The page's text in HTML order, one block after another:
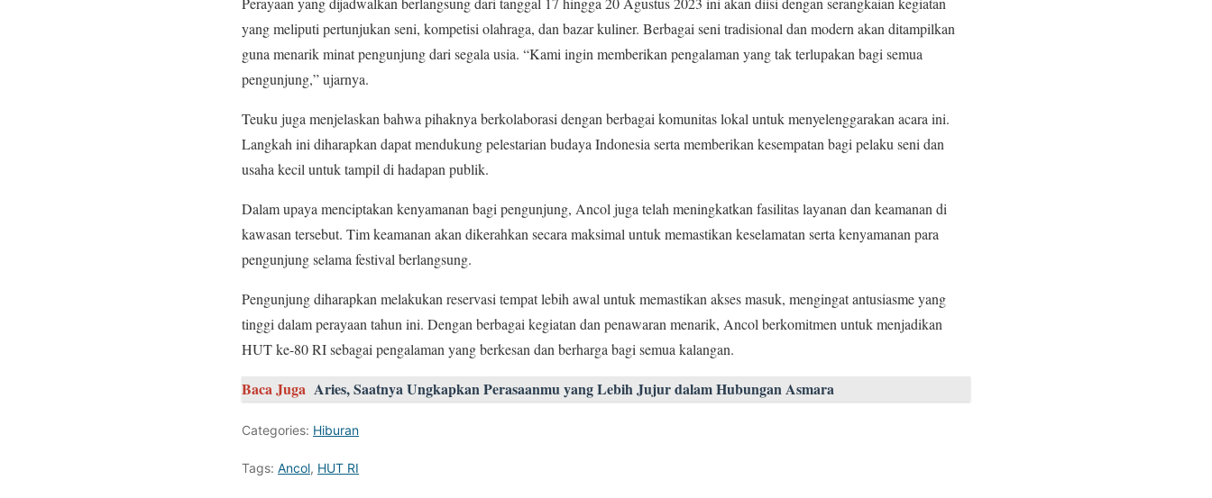
yang meliputi pertunjukan seni, kompetisi olahraga, dan bazar kuliner. Berbagai seni tradisional dan modern akan ditampilkan
guna menarik minat pengunjung dari segala usia. “Kami ingin memberikan pengalaman yang tak terlupakan bagi semua
pengunjung,” ujarnya.
Teuku juga menjelaskan bahwa pihaknya berkolaborasi dengan berbagai komunitas lokal untuk menyelenggarakan acara ini.
Langkah ini diharapkan dapat mendukung pelestarian budaya Indonesia serta memberikan kesempatan bagi pelaku seni dan
usaha kecil untuk tampil di hadapan publik.
Dalam upaya menciptakan kenyamanan bagi pengunjung, Ancol juga telah meningkatkan fasilitas layanan dan keamanan di
kawasan tersebut. Tim keamanan akan dikerahkan secara maksimal untuk memastikan keselamatan serta kenyamanan para
pengunjung selama festival berlangsung.
Pengunjung diharapkan melakukan reservasi tempat lebih awal untuk memastikan akses masuk, mengingat antusiasme yang
tinggi dalam perayaan tahun ini. Dengan berbagai kegiatan dan penawaran menarik, Ancol berkomitmen untuk menjadikan
HUT ke-80 RI sebagai pengalaman yang berkesan dan berharga bagi semua kalangan.
Baca Juga Aries, Saatnya Ungkapkan Perasaanmu yang Lebih Jujur dalam Hubungan Asmara
Categories: Hiburan
Tags: Ancol, HUT RI